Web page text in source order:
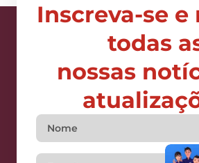
Inscreva-se e
todas
nossas